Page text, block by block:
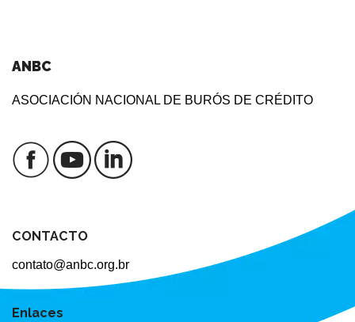
ANBC
ASOCIACIÓN NACIONAL DE BURÓS DE CRÉDITO
CONTACTO
contato@anbc.org.br
Enlaces